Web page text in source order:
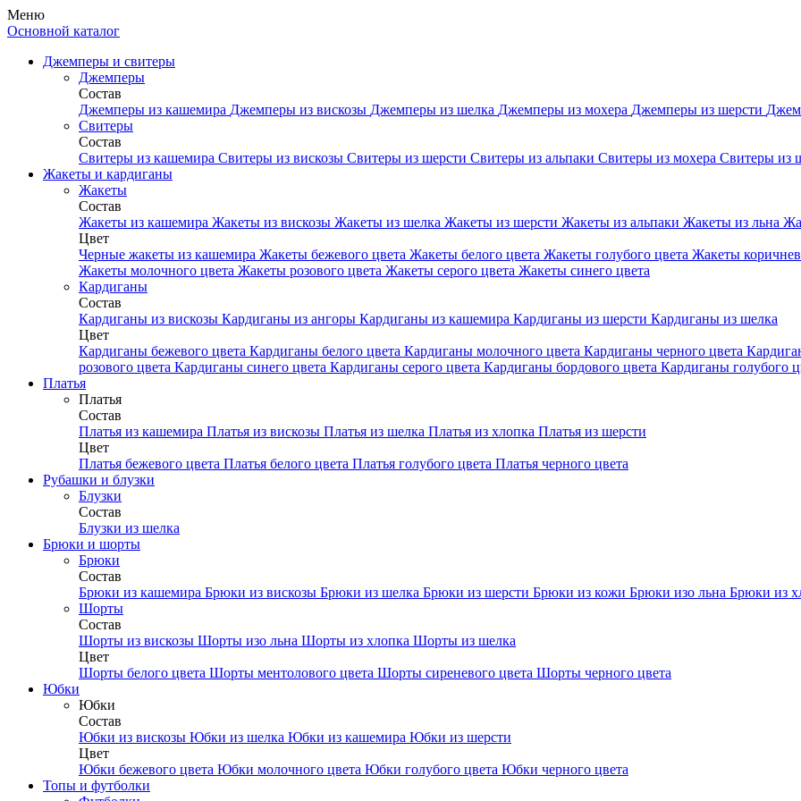
Меню
Основной каталог
Джемперы и свитеры
Джемперы
Состав
Джемперы из кашемира Джемперы из вискозы Джемперы из шелка Джемперы из мохера Джемперы из шерсти
Свитеры
Состав
Свитеры из кашемира Свитеры из вискозы Свитеры из шерсти Свитеры из альпаки Свитеры из мохера Свитеры из
Жакеты и кардиганы
Жакеты
Состав
Жакеты из кашемира Жакеты из вискозы Жакеты из шелка Жакеты из шерсти Жакеты из альпаки Жакеты из льна
Цвет
Черные жакеты из кашемира Жакеты бежевого цвета Жакеты белого цвета Жакеты голубого цвета Жакеты
Жакеты молочного цвета Жакеты розового цвета Жакеты серого цвета Жакеты синего цвета
Кардиганы
Состав
Кардиганы из вискозы Кардиганы из ангоры Кардиганы из кашемира Кардиганы из шерсти Кардиганы из шелка
Цвет
Кардиганы бежевого цвета Кардиганы белого цвета Кардиганы молочного цвета Кардиганы черного цвета
розового цвета Кардиганы синего цвета Кардиганы серого цвета Кардиганы бордового цвета Кардиганы голубого
Платья
Платья
Состав
Платья из кашемира Платья из вискозы Платья из шелка Платья из хлопка Платья из шерсти
Цвет
Платья бежевого цвета Платья белого цвета Платья голубого цвета Платья черного цвета
Рубашки и блузки
Блузки
Состав
Блузки из шелка
Брюки и шорты
Брюки
Состав
Брюки из кашемира Брюки из вискозы Брюки из шелка Брюки из шерсти Брюки из кожи Брюки изо льна Брюки из
Шорты
Состав
Шорты из вискозы Шорты изо льна Шорты из хлопка Шорты из шелка
Цвет
Шорты белого цвета Шорты ментолового цвета Шорты сиреневого цвета Шорты черного цвета
Юбки
Юбки
Состав
Юбки из вискозы Юбки из шелка Юбки из кашемира Юбки из шерсти
Цвет
Юбки бежевого цвета Юбки молочного цвета Юбки голубого цвета Юбки черного цвета
Топы и футболки